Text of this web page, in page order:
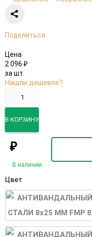
Поделиться
Цена
2 096 ₽
за шт.
Нашли дешевле?
В КОРЗИНУ
₽
В наличии
Цвет